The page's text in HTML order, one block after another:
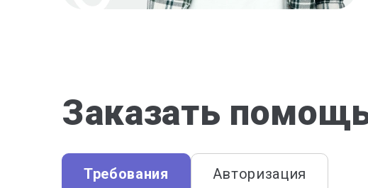
Заказать
Требования Авторизация